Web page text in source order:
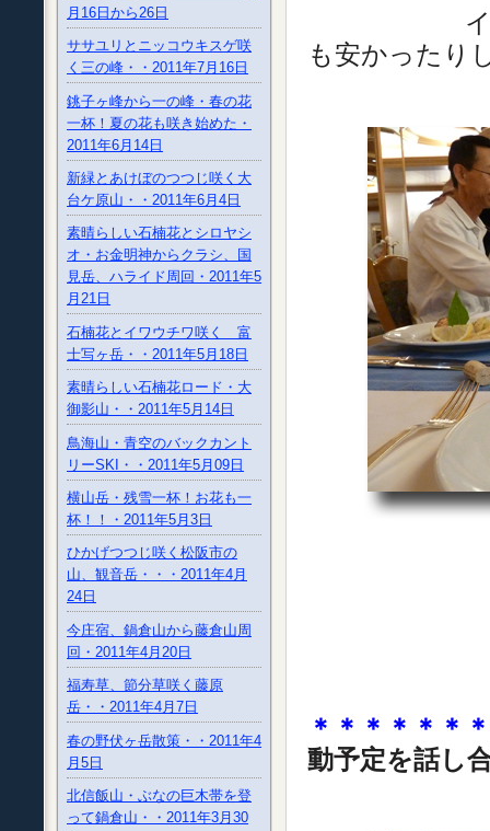
月16日から26日
ササユリとニッコウキスゲ咲
く三の峰・・2011年7月16日
銚子ヶ峰から一の峰・春の花
一杯！夏の花も咲き始めた・
2011年6月14日
新緑とあけぼのつつじ咲く大
台ケ原山・・2011年6月4日
素晴らしい石楠花とシロヤシ
オ・お金明神からクラシ、国
見岳、ハライド周回・2011年5
月21日
石楠花とイワウチワ咲く 富
士写ヶ岳・・2011年5月18日
素晴らしい石楠花ロード・大
御影山・・2011年5月14日
鳥海山・青空のバックカント
リーSKI・・2011年5月09日
横山岳・残雪一杯！お花も一
杯！！・2011年5月3日
ひかげつつじ咲く松阪市の
山、観音岳・・・2011年4月
24日
今庄宿、鍋倉山から藤倉山周
回・2011年4月20日
福寿草、節分草咲く藤原
岳・・2011年4月7日
春の野伏ヶ岳散策・・2011年4
月5日
北信飯山・ぶなの巨木帯を登
って鍋倉山・・2011年3月30
イタリア
も安かったり
＊＊＊＊＊＊＊
動予定を話し